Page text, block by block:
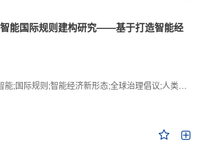
能国际规则建构研究——基于打造智能经
国际规则;智能经济新形态;全球治理倡议;人类命运共同体